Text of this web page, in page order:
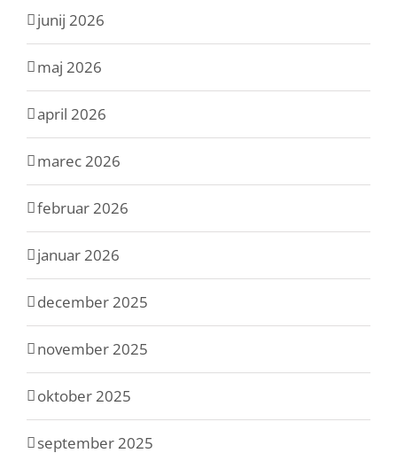
junij 2026
maj 2026
april 2026
marec 2026
februar 2026
januar 2026
december 2025
november 2025
oktober 2025
september 2025